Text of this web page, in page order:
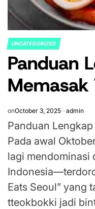
POSTED
IN
UNCATEGORIZED
Panduan
onOctober 3, 2025 admin
Panduan
Pada awal
lagi mendominasi
Eats Seoul”
tteokbokki jadi